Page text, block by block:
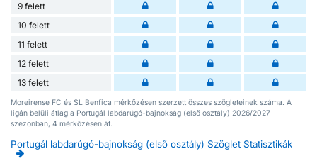
9 felett
10 felett
11 felett
12 felett
13 felett
Moreirense FC és SL Benfica mérkőzésen szerzett összes szögleteinek száma. A
ligán belüli átlag a Portugál labdarúgó-bajnokság (első osztály) 2026/2027
szezonban, 4 mérkőzésen át.
Portugál labdarúgó-bajnokság (első osztály) Szöglet Statisztikák